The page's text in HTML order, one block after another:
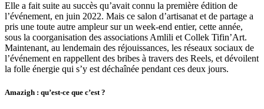
Elle a fait suite au succès qu’avait connu la première édition de
l’événement, en juin 2022. Mais ce salon d’artisanat et de partage a
pris une toute autre ampleur sur un week-end entier, cette année,
sous la coorganisation des associations Amlili et Collek Tifin’Art.
Maintenant, au lendemain des réjouissances, les réseaux sociaux de
l’événement en rappellent des bribes à travers des Reels, et dévoilent
la folle énergie qui s’y est déchaînée pendant ces deux jours.
Amazigh : qu’est-ce que c’est ?